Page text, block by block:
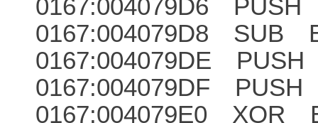
0167:004079D6 PUSH
0167:004079D8 SUB
0167:004079DE
0167:004079DF
0167:004079E0 XOR